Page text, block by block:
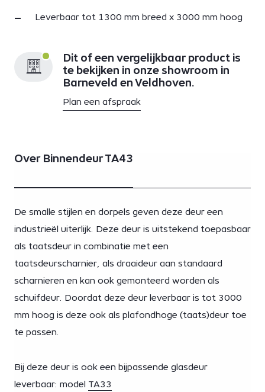
Leverbaar tot 1300 mm breed x 3000 mm hoog
Dit of een vergelijkbaar product is
te bekijken in onze showroom in
Barneveld en Veldhoven.
Plan een afspraak
Over Binnendeur TA43
De smalle stijlen en dorpels geven deze deur een
industrieël uiterlijk. Deze deur is uitstekend toepasbaar
als taatsdeur in combinatie met een
taatsdeurscharnier, als draaideur aan standaard
scharnieren en kan ook gemonteerd worden als
schuifdeur. Doordat deze deur leverbaar is tot 3000
mm hoog is deze ook als plafondhoge (taats)deur toe
te passen.
Bij deze deur is ook een bijpassende glasdeur
leverbaar: model TA33